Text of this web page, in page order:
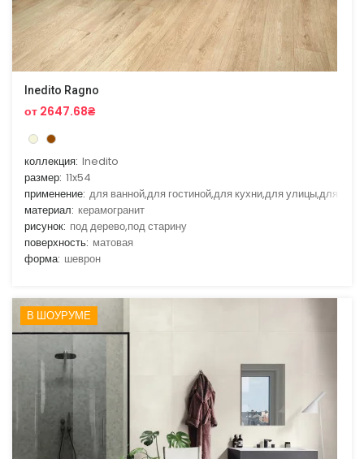
Inedito Ragno
от 2647.68₴
коллекция: Inedito
размер: 11x54
применение: для ванной,для гостиной,для кухни,для улицы,для
материал: керамогранит
рисунок: под дерево,под старину
поверхность: матовая
форма: шеврон
В ШОУРУМЕ